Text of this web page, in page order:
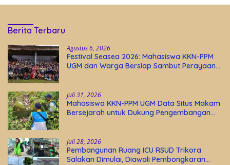
Berita Terbaru
Agustus 6, 2026
Festival Seasea 2026: Mahasiswa KKN-PPM
UGM dan Warga Bersiap Sambut Perayaan
Juli 31, 2026
Mahasiswa KKN-PPM UGM Data Situs Makam
Bersejarah untuk Dukung Pengembangan
Juli 28, 2026
Pembangunan Ruang ICU RSUD Trikora
Salakan Dimulai, Diawali Pembongkaran